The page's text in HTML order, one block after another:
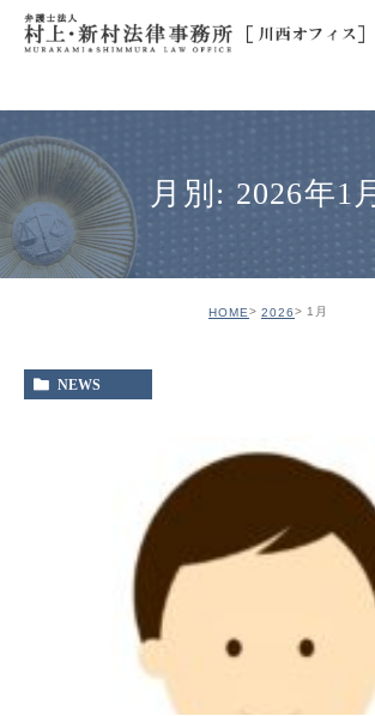
月別: 2026年1月
HOME 2026 1月
NEWS